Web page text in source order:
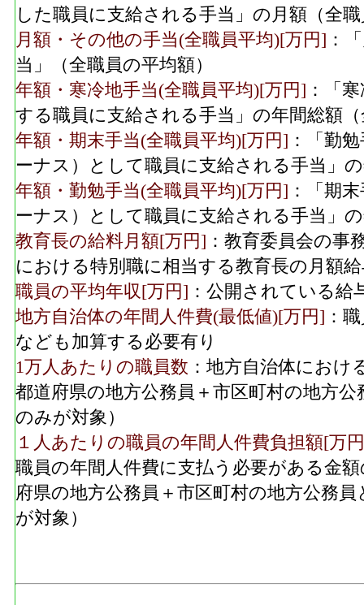
した職員に支給される手当」の月額（全
月額・その他の手当(全職員平均)[万円] ：
当」（全職員の平均額）
年額・寒冷地手当(全職員平均)[万円] ：「
する職員に支給される手当」の年間総額
年額・期末手当(全職員平均)[万円] ：「勤
ーナス）として職員に支給される手当」
年額・勤勉手当(全職員平均)[万円] ：「期
ーナス）として職員に支給される手当」
教育長の給料月額[万円] ：教育委員会の事
における特別職に相当する教育長の月額
職員の平均年収[万円] ：公開されている
地方自治体の年間人件費(最低値)[万円] ：
なども加算する必要有り
1万人あたりの職員数 ：地方自治体におけ
都道府県の地方公務員＋市区町村の地方
のみが対象）
１人あたりの職員の年間人件費負担額[万
職員の年間人件費に支払う必要がある金
府県の地方公務員＋市区町村の地方公務
が対象）